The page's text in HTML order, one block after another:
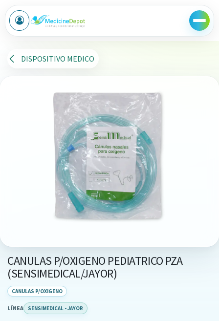
Ir al contenido
DISPOSITIVO MEDICO
CANULAS P/OXIGENO PEDIATRICO PZA
(SENSIMEDICAL/JAYOR)
CANULAS P/OXIGENO
LÍNEA SENSIMEDICAL - JAYOR